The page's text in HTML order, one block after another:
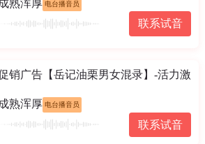
熟浑厚 电台播音员
联系试音
销广告【岳记油栗男女混录】-活力激
熟浑厚 电台播音员
联系试音